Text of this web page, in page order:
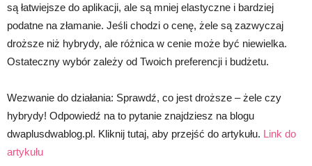
są łatwiejsze do aplikacji, ale są mniej elastyczne i bardziej
podatne na złamanie. Jeśli chodzi o cenę, żele są zazwyczaj
droższe niż hybrydy, ale różnica w cenie może być niewielka.
Ostateczny wybór zależy od Twoich preferencji i budżetu.
Wezwanie do działania: Sprawdź, co jest droższe – żele czy
hybrydy! Odpowiedź na to pytanie znajdziesz na blogu
dwaplusdwablog.pl. Kliknij tutaj, aby przejść do artykułu. Link do
artykułu